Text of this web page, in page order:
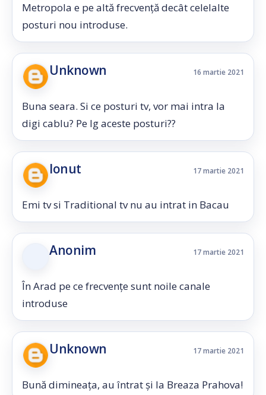
Metropola e pe altă frecvență decât celelalte
posturi nou introduse.
Unknown 16 martie 2021
Buna seara. Si ce posturi tv, vor mai intra la
digi cablu? Pe lg aceste posturi??
Ionut 17 martie 2021
Emi tv si Traditional tv nu au intrat in Bacau
Anonim 17 martie 2021
În Arad pe ce frecvențe sunt noile canale
introduse
Unknown 17 martie 2021
Bună dimineața, au întrat și la Breaza Prahova!